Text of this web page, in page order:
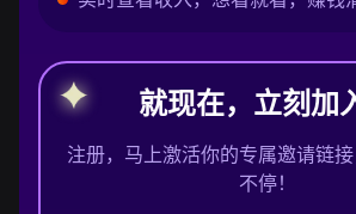
就现在，立刻加
注册，马上激活你的专属邀请链
不停！